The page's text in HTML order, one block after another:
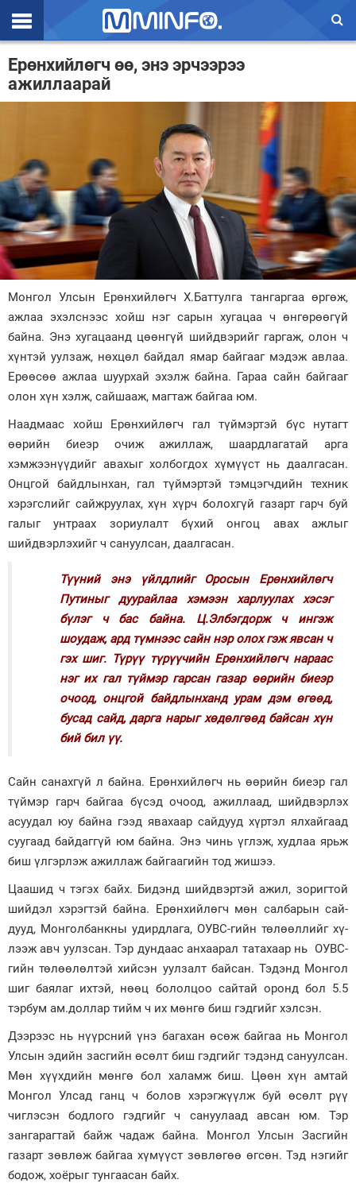
Эхлэл
Цаг агаар
Эдийн засаг
Үзэл бодол
Нийгэм
Дэлхий
Зурхай
Ерөнхийлөгч өө, энэ эрчээрээ
ажиллаарай
Монгол Улсын Ерөнхийлөгч Х.Баттулга тангаргаа өргөж,
ажлаа эхэлснээс хойш нэг сарын хугацаа ч өнгөрөөгүй
байна. Энэ хугацаанд цөөнгүй шийдвэрийг гаргаж, олон ч
хүнтэй уулзаж, нөхцөл байдал ямар байгааг мэдэж авлаа.
Ерөөсөө ажлаа шуурхай эхэлж байна. Гараа сайн байгааг
олон хүн хэлж, сайшааж, магтаж байгаа юм.
Наадмаас хойш Ерөнхийлөгч гал түймэртэй бүс нутагт
өөрийн биеэр очиж ажиллаж, шаардлагатай арга
хэмжээнүүдийг авахыг холбогдох хүмүүст нь даалгасан.
Онцгой байдлынхан, гал түймэртэй тэмцэгчдийн техник
хэрэгслийг сайжруулах, хүн хүрч болохгүй газарт гарч буй
галыг унтраах зориулалт бүхий онгоц авах ажлыг
шийдвэрлэхийг ч сануулсан, даалгасан.
Түүний энэ үйлдлийг Оросын Ерөнхийлөгч
Путиныг дуурайлаа хэмээн харлуулах хэсэг
бүлэг ч бас байна. Ц.Элбэгдорж ч ингэж
шоудаж, ард түмнээс сайн нэр олох гэж явсан ч
гэх шиг. Түрүү түрүүчийн Ерөнхийлөгч нараас
нэг их гал түймэр гарсан газар өөрийн биеэр
очоод, онцгой байдлынханд урам дэм өгөөд,
бусад сайд, дарга нарыг хөдөлгөөд байсан хүн
бий бил үү.
Сайн санахгүй л байна. Ерөнхийлөгч нь өөрийн биеэр гал
түймэр гарч байгаа бүсэд очоод, ажиллаад, шийдвэрлэх
асуудал юу байна гээд явахаар сайдууд хүртэл ялхайгаад
суугаад байдаггүй юм байна. Энэ чинь үглэж, худлаа ярьж
биш үлгэрлэж ажиллаж байгаагийн тод жишээ.
Цаашид ч тэгэх байх. Бидэнд шийдвэртэй ажил, зоригтой
шийдэл хэрэгтэй байна. Ерөн­хийлөгч мөн салбарын сай­
дууд, Монголбанкны удирд­лага, ОУВС-гийн төлөөл­лийг хү­
лээж авч уулзсан. Тэр дун­даас анхаарал татахаар нь ОУВС-
гийн төлөөлөлтэй хий­сэн уулзалт байсан. Тэдэнд Монгол
шиг баялаг ихтэй, нөөц болол­цоо сайтай оронд бол 5.5
тэрбум ам.доллар тийм ч их мөнгө биш гэдгийг хэлсэн.
Дээрээс нь нүүрсний үнэ багахан өсөж байгаа нь Монгол
Улсын эдийн засгийн өсөлт биш гэдгийг тэдэнд сануулсан.
Мөн хүүхдийн мөнгө бол халамж биш. Цөөн хүн амтай
Монгол Улсад ганц ч болов хэрэгжүүлж буй өсөлт рүү
чиглэсэн бодлого гэдгийг ч сануулаад авсан юм. Тэр
зангарагтай байж чадаж байна. Монгол Улсын Засгийн
газарт зөвлөж байгаа хүмүүст зөвлөгөө өгсөн. Тэд нэгийг
бодож, хоёрыг тунгаасан байх.